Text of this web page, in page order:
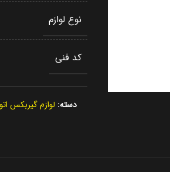
نوع لوازم
کد فنی
دسته: لوازم گیربکس